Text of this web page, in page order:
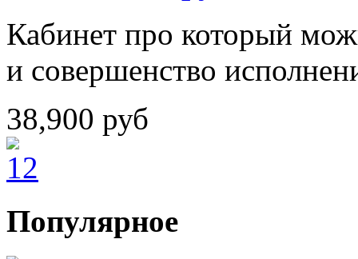
Кабинет про который
и совершенство
38,900 руб
Популярное